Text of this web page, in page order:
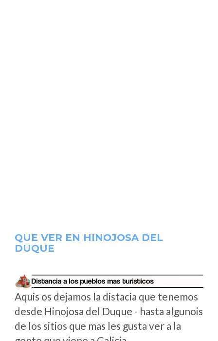
QUE VER EN HINOJOSA DEL
DUQUE
Aquis os dejamos la distacia que tenemos
desde Hinojosa del Duque - hasta algunois
de los sitios que mas les gusta ver a la